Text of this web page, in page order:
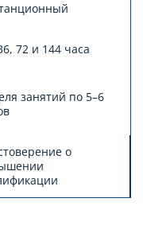
72 и 144 часа
занятий по 5–6
о